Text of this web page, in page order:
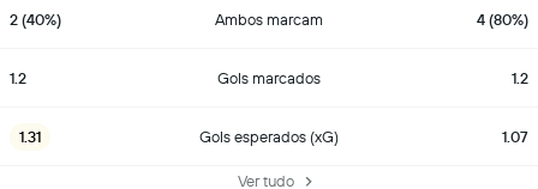
2 (40%) Ambos marcam 4 (80%)
1.2 Gols marcados 1.2
1.31 Gols esperados (xG) 1.07
Ver tudo